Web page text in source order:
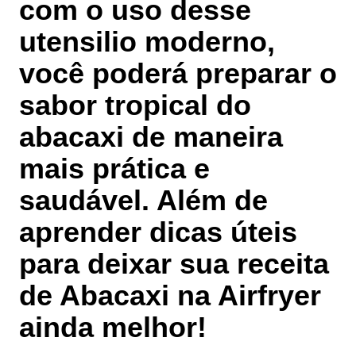
com o uso desse
utensilio moderno,
você poderá preparar o
sabor tropical do
abacaxi de maneira
mais prática e
saudável. Além de
aprender dicas úteis
para deixar sua receita
de Abacaxi na Airfryer
ainda melhor!